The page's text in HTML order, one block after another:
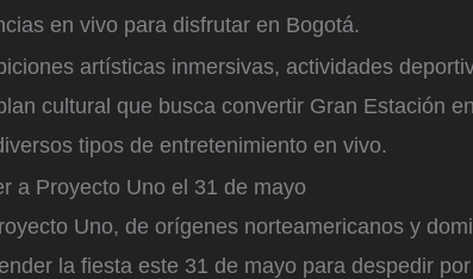
en vivo para disfrutar en Bogotá.
artísticas inmersivas, actividades
cultural que busca convertir Gran Estación
tipos de entretenimiento en vivo.
a Proyecto Uno el 31 de mayo
Uno, de orígenes norteamericanos y
la fiesta este 31 de mayo para despedir